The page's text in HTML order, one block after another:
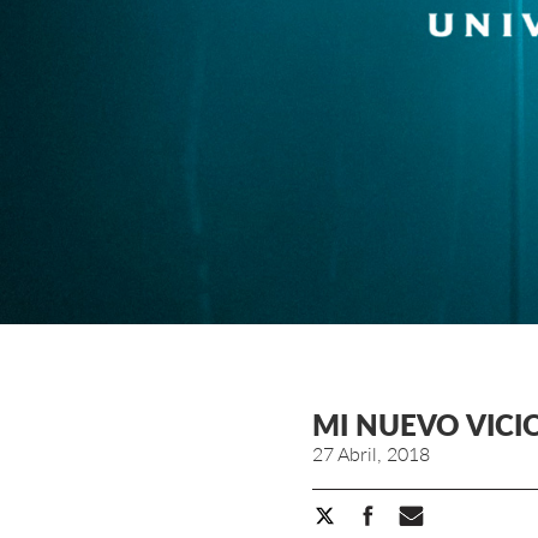
MI NUEVO
27 Abril, 2018